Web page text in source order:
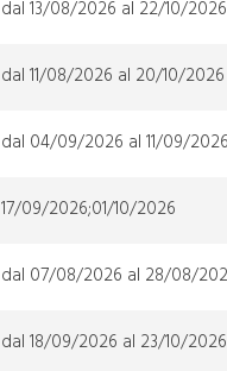
dal 13/08/2026 al 22/10/2026
dal 11/08/2026 al 20/10/2026
dal 04/09/2026 al 11/09/2026
17/09/2026;01/10/2026
dal 07/08/2026 al 28/08/
dal 18/09/2026 al 23/10/2026